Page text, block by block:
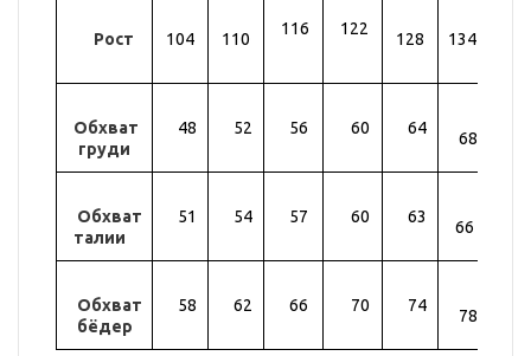
Рост 104 110
116 122
128 134
Обхват
груди
48 52 56 60 64
68
Обхват
талии
51 54 57 60 63
66
Обхват
бёдер
58 62 66 70 74
78